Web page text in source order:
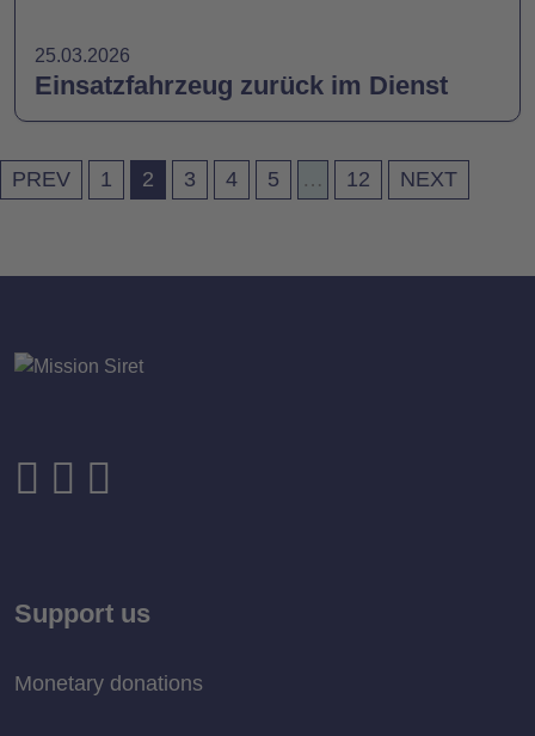
25.03.2026
Einsatzfahrzeug zurück im Dienst
PREV 1 2 3 4 5 … 12 NEXT
Support us
Monetary donations